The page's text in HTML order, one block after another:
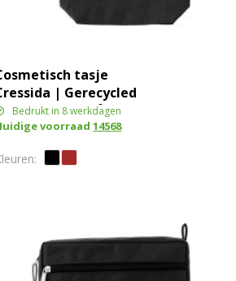
tasje
| Gerecycled
180 g/m²
Bedrukt in 8 werkdagen
voorraad14568